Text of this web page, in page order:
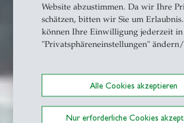
Website abzustimmen. Da wir Ihre
schätzen, bitten wir Sie um
können Ihre Einwilligung jederzeit
"Privatsphäreneinstellungen" ändern/
Alle Cookies akzeptieren
Nur erforderliche Cookies